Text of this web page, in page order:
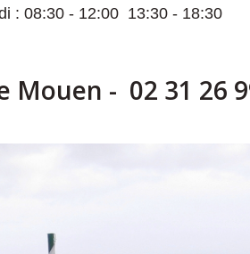
: 08:30 - 12:00 13:30 - 18:30
Mouen - 02 31 26